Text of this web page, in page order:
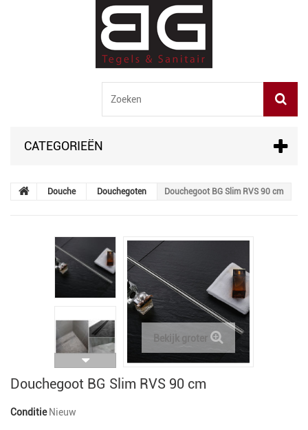
CATEGORIEËN
Douche Douchegoten Douchegoot BG Slim RVS 90 cm
Bekijk groter
Douchegoot BG Slim RVS 90 cm
Conditie Nieuw